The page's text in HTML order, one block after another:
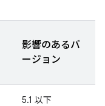
影響のあるバ
ージョン
5.1 以下